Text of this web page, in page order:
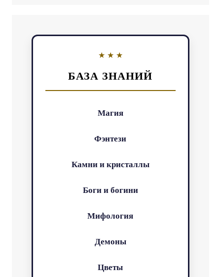
БАЗА ЗНАНИЙ
Магия
Фэнтези
Камни и кристаллы
Боги и богини
Мифология
Демоны
Цветы